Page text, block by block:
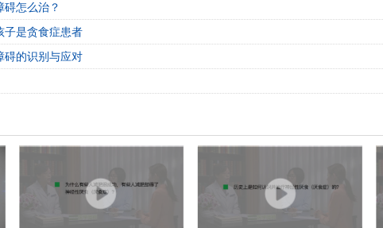
怎么治？
子是贪食症患者
碍的识别与应对